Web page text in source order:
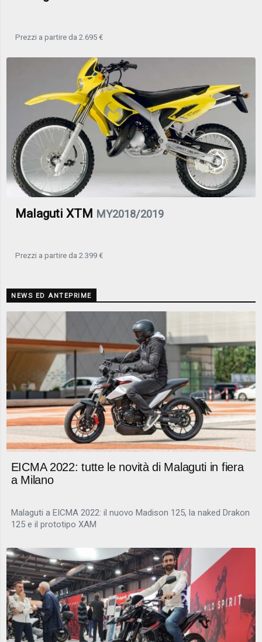
Prezzi a partire da 2.695 €
Malaguti XTM MY2018/2019
Prezzi a partire da 2.399 €
NEWS ED ANTEPRIME
EICMA 2022: tutte le novità di Malaguti in fiera
a Milano
Malaguti a EICMA 2022: il nuovo Madison 125, la naked Drakon
125 e il prototipo XAM